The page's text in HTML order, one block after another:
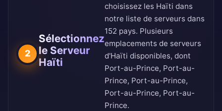
2
Sélectionnez
le Serveur
Haïti
choisissez les Haïti dans
notre liste de serveurs dans
152 pays. Plusieurs
emplacements de serveurs
d'Haïti disponibles, dont
Port-au-Prince, Port-au-
Prince, Port-au-Prince,
Port-au-Prince, Port-au-
Prince.